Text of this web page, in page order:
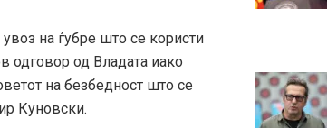
на ѓубре што се користи
одговор од Владата иако
на безбедност што се
Куновски.